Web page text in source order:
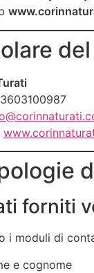
forniti
i moduli di
e cognome